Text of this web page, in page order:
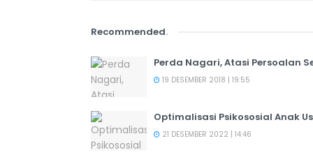
Recommended.
Perda Nagari, Atasi Persoalan
19 DESEMBER 2018 | 19:55
Optimalisasi Psikososial Anak
21 DESEMBER 2022 | 14:46